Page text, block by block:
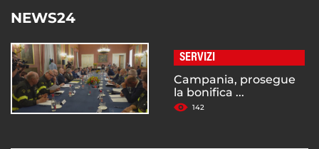
NEWS24
SERVIZI
Campania, prosegue
la bonifica ...
142